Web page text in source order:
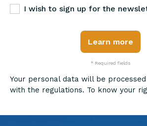
I wish to sign up for the
Learn more
* Required fields
Your personal data will be
with the regulations. To know your